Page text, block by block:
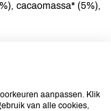
cacaomassa* (5%),
aanpassen. Klik
van alle cookies,